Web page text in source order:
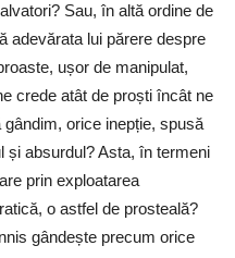
Sau, în altă ordine de
adevărata lui părere despre
ușor de manipulat,
crede atât de proști încât ne
orice inepție, spusă
și absurdul? Asta, în termeni
prin exploatarea
o astfel de prosteală?
gândește precum orice